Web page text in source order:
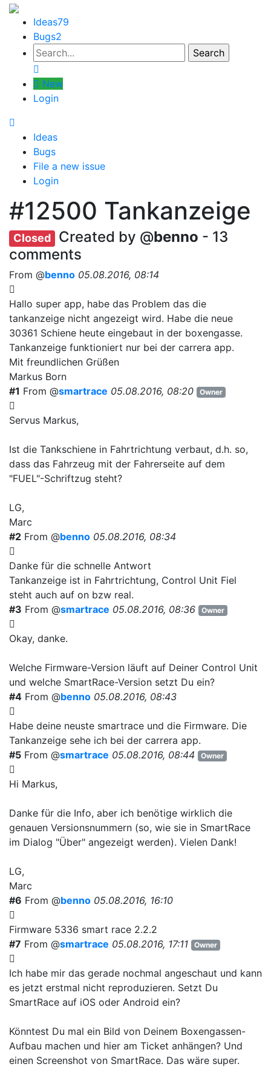
Ideas79
Bugs2
New
Login
Ideas
Bugs
File a new issue
Login
#12500 Tankanzeige
Closed Created by @benno - 13
comments
From @benno 05.08.2016, 08:14
Hallo super app, habe das Problem das die
tankanzeige nicht angezeigt wird. Habe die neue
30361 Schiene heute eingebaut in der boxengasse.
Tankanzeige funktioniert nur bei der carrera app.
Mit freundlichen Grüßen
Markus Born
#1 From @smartrace 05.08.2016, 08:20 Owner
Servus Markus,
Ist die Tankschiene in Fahrtrichtung verbaut, d.h. so,
dass das Fahrzeug mit der Fahrerseite auf dem
"FUEL"-Schriftzug steht?
LG,
Marc
#2 From @benno 05.08.2016, 08:34
Danke für die schnelle Antwort
Tankanzeige ist in Fahrtrichtung, Control Unit Fiel
steht auch auf on bzw real.
#3 From @smartrace 05.08.2016, 08:36 Owner
Okay, danke.
Welche Firmware-Version läuft auf Deiner Control Unit
und welche SmartRace-Version setzt Du ein?
#4 From @benno 05.08.2016, 08:43
Habe deine neuste smartrace und die Firmware. Die
Tankanzeige sehe ich bei der carrera app.
#5 From @smartrace 05.08.2016, 08:44 Owner
Hi Markus,
Danke für die Info, aber ich benötige wirklich die
genauen Versionsnummern (so, wie sie in SmartRace
im Dialog "Über" angezeigt werden). Vielen Dank!
LG,
Marc
#6 From @benno 05.08.2016, 16:10
Firmware 5336 smart race 2.2.2
#7 From @smartrace 05.08.2016, 17:11 Owner
Ich habe mir das gerade nochmal angeschaut und kann
es jetzt erstmal nicht reproduzieren. Setzt Du
SmartRace auf iOS oder Android ein?
Könntest Du mal ein Bild von Deinem Boxengassen-
Aufbau machen und hier am Ticket anhängen? Und
einen Screenshot von SmartRace. Das wäre super.